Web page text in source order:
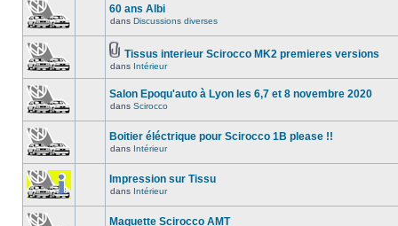
60 ans Albi
dans Discussions diverses
Tissus interieur Scirocco MK2 premieres versions
dans Intérieur
Salon Epoqu'auto à Lyon les 6,7 et 8 novembre 2020
dans Scirocco
Boitier éléctrique pour Scirocco 1B please !!
dans Intérieur
Impression sur Tissu
dans Intérieur
Maquette Scirocco AMT